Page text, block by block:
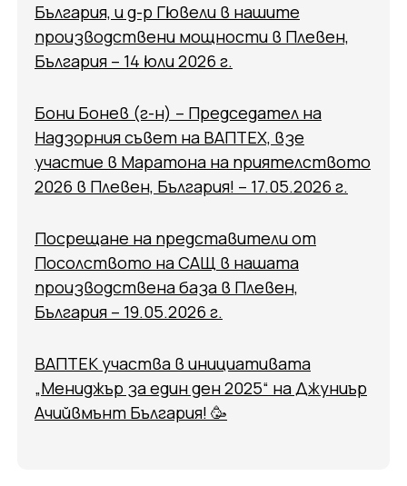
България, и д-р Гювели в нашите
производствени мощности в Плевен,
България – 14 юли 2026 г.
Бони Бонев (г-н) – Председател на
Надзорния съвет на ВАПТЕХ, взе
участие в Маратона на приятелството
2026 в Плевен, България! – 17.05.2026 г.
Посрещане на представители от
Посолството на САЩ в нашата
производствена база в Плевен,
България – 19.05.2026 г.
ВАПТЕК участва в инициативата
„Мениджър за един ден 2025“ на Джуниър
Ачийвмънт България! 🥳